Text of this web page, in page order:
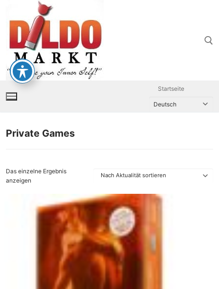
springen
Startseite
Private Games
Das einzelne Ergebnis
anzeigen